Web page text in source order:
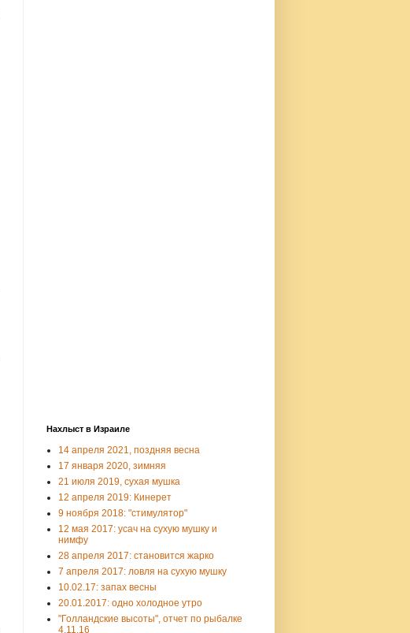
Нахлыст в Израиле
14 апреля 2021, поздняя весна
17 января 2020, зимняя
21 июля 2019, сухая мушка
12 апреля 2019: Кинерет
9 ноября 2018: "стимулятор"
12 мая 2017: усач на сухую мушку и
нимфу
28 апреля 2017: становится жарко
7 апреля 2017: ловля на сухую мушку
10.02.17: запах весны
20.01.2017: одно холодное утро
"Голландские высоты", отчет по рыбалке
4.11.16